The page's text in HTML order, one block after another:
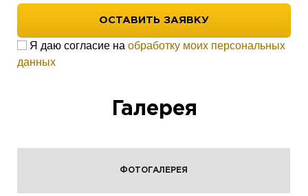
ОСТАВИТЬ ЗАЯВКУ
Я даю согласие на обработку моих персональных
данных
Галерея
ФОТОГАЛЕРЕЯ